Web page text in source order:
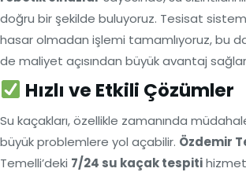
doğru bir şekilde buluyoruz. Tesisat
hasar olmadan işlemi tamamlıyoruz, bu
de maliyet açısından büyük avantaj
Hızlı ve Etkili Çözümler
Su kaçakları, özellikle zamanında
büyük problemlere yol açabilir. Özdemir
Temelli’deki 7/24 su kaçak tespiti